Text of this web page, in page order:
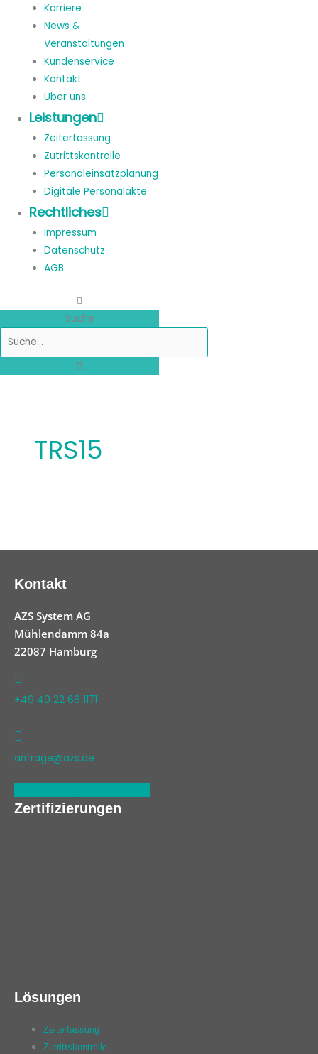
Karriere
News &
Veranstaltungen
Kundenservice
Kontakt
Über uns
Leistungen
Zeiterfassung
Zutrittskontrolle
Personaleinsatzplanung
Digitale Personalakte
Rechtliches
Impressum
Datenschutz
AGB
Suche
TRS15
Kontakt
AZS System AG
Mühlendamm 84a
22087 Hamburg
+49 40 22 66 1171
anfrage@azs.de
Zertifizierungen
Lösungen
Zeiterfassung
Zutrittskontrolle